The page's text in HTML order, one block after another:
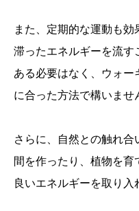
また、定期的な運動も効
滞ったエネルギーを流す
ある必要はなく、ウォー
に合った方法で構いませ
さらに、自然との触れ
間を作ったり、植物を
良いエネルギーを取り入